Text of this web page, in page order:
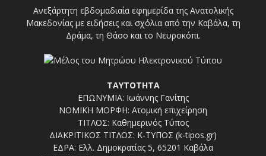
Ανεξάρτητη εβδομαδιαία εφημερίδα της Ανατολικής
Μακεδονίας με ειδήσεις και σχόλια από την Καβάλα, τη
Δράμα, τη Θάσο και το Νευροκόπι.
ΤΑΥΤΟΤΗΤΑ
ΕΠΩΝΥΜΙΑ: Ιωάννης Γανίτης
ΝΟΜΙΚΗ ΜΟΡΦΗ: Ατομική επιχείρηση
ΤΙΤΛΟΣ: Καθημερινός Τύπος
ΔΙΑΚΡΙΤΙΚΟΣ ΤΙΤΛΟΣ: Κ-ΤΥΠΟΣ (k-tipos.gr)
ΕΔΡΑ: Ελλ. Δημοκρατίας 5, 65201 Καβάλα